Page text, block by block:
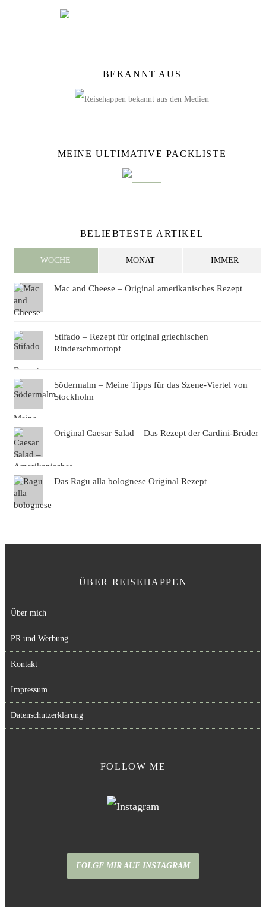
BEKANNT AUS
MEINE ULTIMATIVE PACKLISTE
BELIEBTESTE ARTIKEL
WOCHE MONAT IMMER
Mac and Cheese – Original amerikanisches Rezept
Stifado – Rezept für original griechischen
Rinderschmortopf
Södermalm – Meine Tipps für das Szene-Viertel von
Stockholm
Original Caesar Salad – Das Rezept der Cardini-Brüder
Das Ragu alla bolognese Original Rezept
ÜBER REISEHAPPEN
Über mich
PR und Werbung
Kontakt
Impressum
Datenschutzerklärung
FOLLOW ME
FOLGE MIR AUF INSTAGRAM